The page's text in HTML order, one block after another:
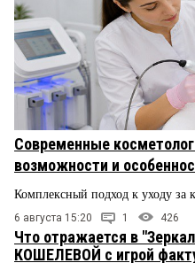
Современные
возможности и
Комплексный подход к уходу за
6 августа 15:20 1 426
Что отражается в
КОШЕЛЕВОЙ с игрой